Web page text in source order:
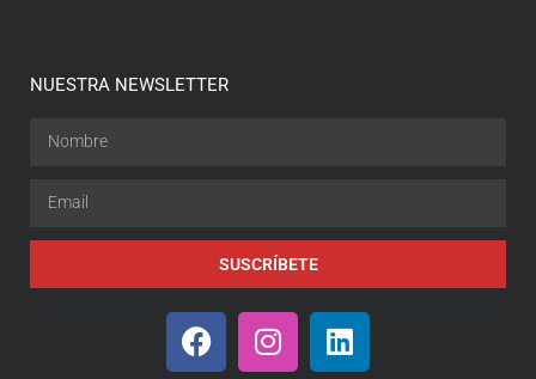
NUESTRA NEWSLETTER
SUSCRÍBETE